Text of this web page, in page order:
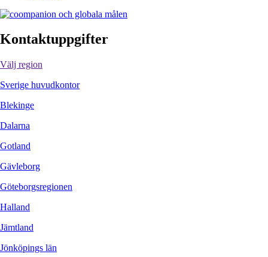
Kontaktuppgifter
Välj region
Sverige huvudkontor
Blekinge
Dalarna
Gotland
Gävleborg
Göteborgsregionen
Halland
Jämtland
Jönköpings län